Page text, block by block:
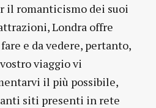
il romanticismo dei suoi
Londra offre
e da vedere, pertanto,
viaggio vi
il più possibile,
siti presenti in rete